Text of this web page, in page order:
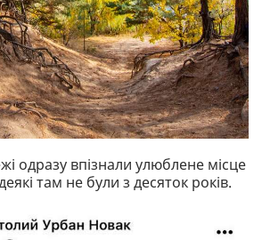
одразу впізнали улюблене місце
там не були з десяток років.